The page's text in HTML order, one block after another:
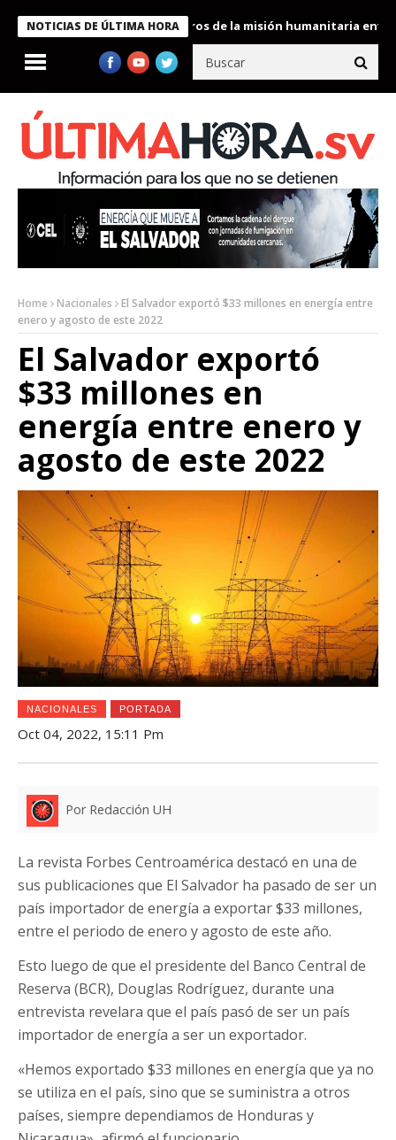
NOTICIAS DE ÚLTIMA HORA
condecora a miembros de la misión humanitaria enviada a
Home Nacionales
El Salvador exportó $33 millones en energía entre
enero y agosto de este 2022
El Salvador exportó
$33 millones en
energía entre enero y
agosto de este 2022
NACIONALES PORTADA
Oct 04, 2022, 15:11 Pm
Por Redacción UH
La revista Forbes Centroamérica destacó en una de
sus publicaciones que El Salvador ha pasado de ser un
país importador de energía a exportar $33 millones,
entre el periodo de enero y agosto de este año.
Esto luego de que el presidente del Banco Central de
Reserva (BCR), Douglas Rodríguez, durante una
entrevista revelara que el país pasó de ser un país
importador de energía a ser un exportador.
«Hemos exportado $33 millones en energía que ya no
se utiliza en el país, sino que se suministra a otros
países, siempre dependiamos de Honduras y